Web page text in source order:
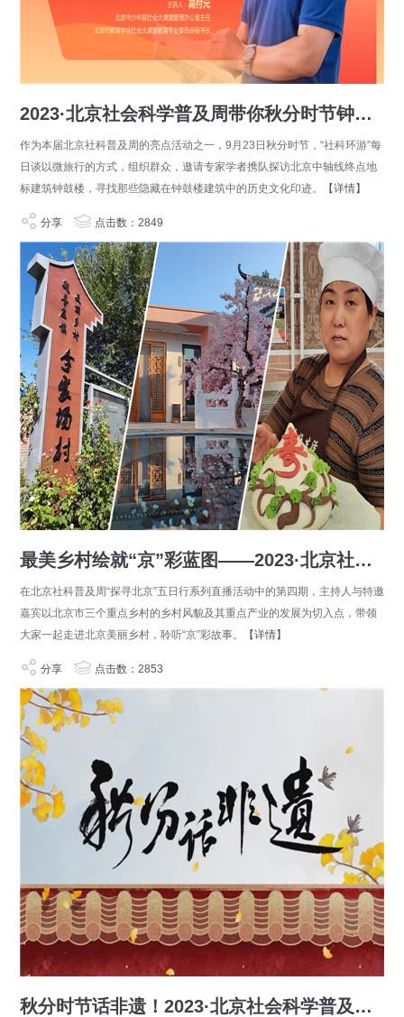
2023·北京社会科学普及周带你秋分时节钟鼓楼探秘
作为本届北京社科普及周的亮点活动之一，9月23日秋分时节，“社科环游”每
日谈以微旅行的方式，组织群众，邀请专家学者携队探访北京中轴线终点地
标建筑钟鼓楼，寻找那些隐藏在钟鼓楼建筑中的历史文化印迹。
【详情】
分享 点击数：2849
最美乡村绘就“京”彩蓝图——2023·北京社会科学普及周“探寻北京”五日行
在北京社科普及周“探寻北京”五日行系列直播活动中的第四期，主持人与特邀
嘉宾以北京市三个重点乡村的乡村风貌及其重点产业的发展为切入点，带领
大家一起走进北京美丽乡村，聆听“京”彩故事。
【详情】
分享 点击数：2853
秋分时节话非遗！2023·北京社会科学普及周精品“云”展播